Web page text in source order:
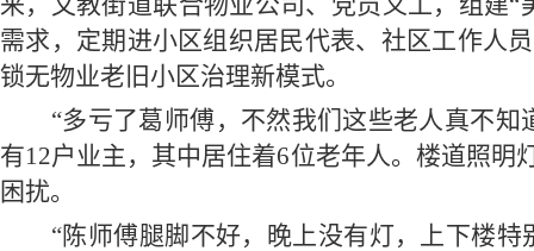
需求，定期进小区组织居民代表、社区工作人
锁无物业老旧小区治理新模式。
“多亏了葛师傅，不然我们这些老人真不
有12户业主，其中居住着6位老年人。楼道照
困扰。
“陈师傅腿脚不好，晚上没有灯，上下楼特